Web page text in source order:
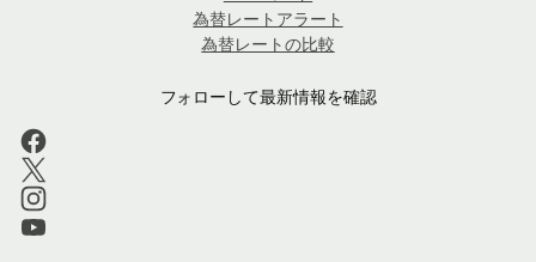
為替レートアラート
為替レートの比較
フォローして最新情報を確認